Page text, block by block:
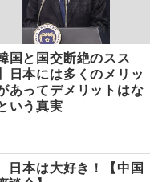
国と国交断絶のスス
日本には多くのメリッ
あってデメリットはな
いう真実
本は大好き！【中国